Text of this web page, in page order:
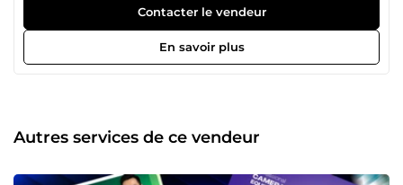
visibilité, renforcent votre image de marque et
automatisent vos processus afin que vous puissiez vous
concentrer sur votre croissance. Spécialisé en Web Design
et Design Graphique, je conçois des interfaces modernes,
une expérience utilisateur optimale tout en valorisant
votre marque. J'accompagne également les entreprises
des Workflows Automatisés capables de connecter vos
Contacter le vendeur
En savoir plus
Autres services de ce vendeur